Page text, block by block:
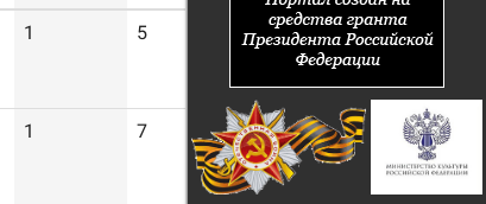
1 5
1 7